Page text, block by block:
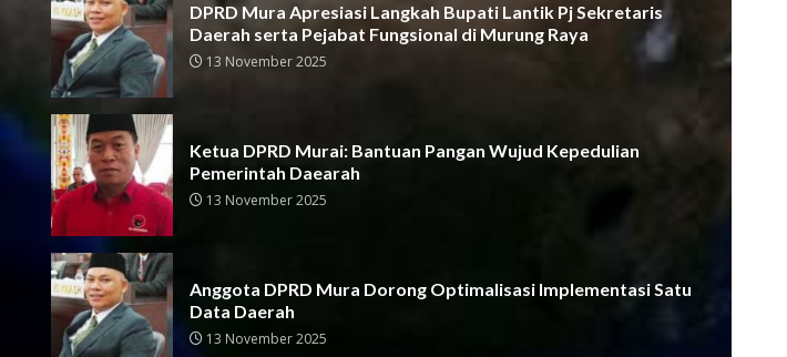
DPRD Mura Apresiasi Langkah Bupati Lantik Pj Sekretaris
Daerah serta Pejabat Fungsional di Murung Raya
13 November 2025
Ketua DPRD Murai: Bantuan Pangan Wujud Kepedulian
Pemerintah Daearah
13 November 2025
Anggota DPRD Mura Dorong Optimalisasi Implementasi Satu
Data Daerah
13 November 2025